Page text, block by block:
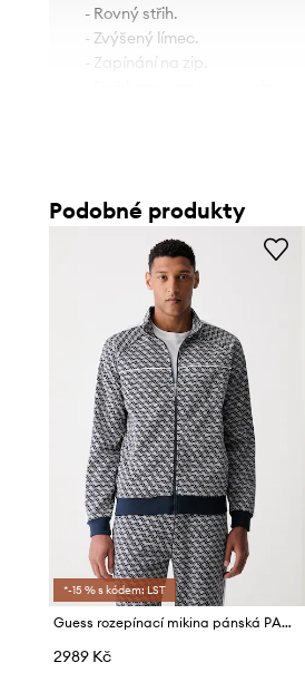
- Rovný střih.
- Zvýšený límec.
- Zapínání na zip.
- Šířka v podpaží: 54 cm.
- Rozměry pro velikost: M.
Podobné produkty
*-15 % s kódem: LST
Guess rozepínací mikina pánská PARIMO
2989 Kč